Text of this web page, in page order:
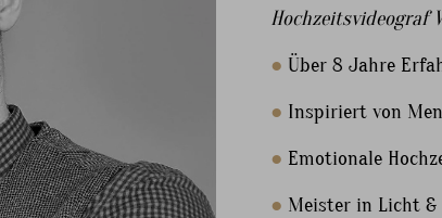
Hochzeitsvideograf
● Über 8 Jahre
● Inspiriert von
● Emotionale
● Meister in Licht